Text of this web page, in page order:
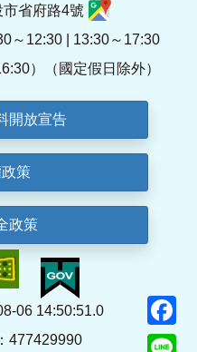
省府路4號
～12:30 | 13:30～17:30
）（國定假日除外）
開放宣告
策
政策
06 14:50:51.0
477429990